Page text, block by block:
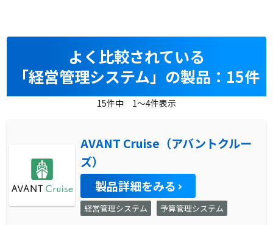
よく比較されている
「経営管理システム」の製品：15件
15件中 1～4件表示
AVANT Cruise（アバントクルー
ズ）
製品詳細をみる
経営管理システム 予算管理システム